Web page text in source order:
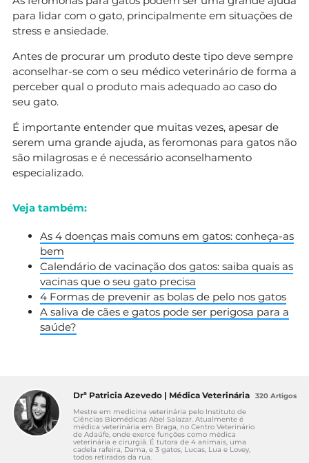
para lidar com o gato, principalmente em situações de
stress e ansiedade.
Antes de procurar um produto deste tipo deve sempre
aconselhar-se com o seu médico veterinário de forma a
perceber qual o produto mais adequado ao caso do
seu gato.
É importante entender que muitas vezes, apesar de
serem uma grande ajuda, as feromonas para gatos não
são milagrosas e é necessário aconselhamento
especializado.
Veja também:
As 4 doenças mais comuns em gatos: conheça-as
bem
Calendário de vacinação dos gatos: saiba quais as
vacinas que o seu gato precisa
4 Formas de prevenir as bolas de pelo nos gatos
A saliva de cães e gatos pode ser perigosa para a
saúde?
Drª Patricia Azevedo | Médica Veterinária
Mestre em medicina veterinária pelo Instituto de
Ciências Biomédicas Abel Salazar. Atualmente é
médica veterinária em Braga, no Centro Veterinário
de Adaúfe, onde exerce funções como médica
veterinária e cirurgiã. É tutora de 4 animais, uma
cadela rafeira, Dama, e 3 gatos, Lucas, Lua e Lovey,
todos retirados da rua.
320 Artigos